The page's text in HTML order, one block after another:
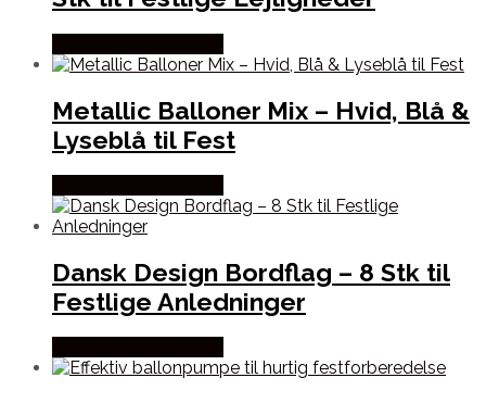
Metallic Balloner Mix – Hvid, Blå &
Lyseblå til Fest
Dansk Design Bordflag – 8 Stk til
Festlige Anledninger